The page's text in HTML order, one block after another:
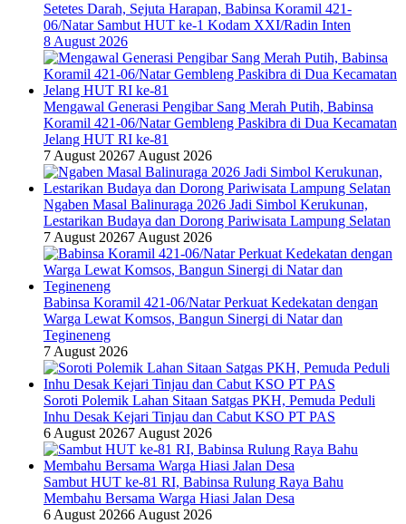
Setetes Darah, Sejuta Harapan, Babinsa Koramil 421-
06/Natar Sambut HUT ke-1 Kodam XXI/Radin Inten
8 August 2026
Mengawal Generasi Pengibar Sang Merah Putih, Babinsa
Koramil 421-06/Natar Gembleng Paskibra di Dua Kecamatan
Jelang HUT RI ke-81
7 August 20267 August 2026
Ngaben Masal Balinuraga 2026 Jadi Simbol Kerukunan,
Lestarikan Budaya dan Dorong Pariwisata Lampung Selatan
7 August 20267 August 2026
Babinsa Koramil 421-06/Natar Perkuat Kedekatan dengan
Warga Lewat Komsos, Bangun Sinergi di Natar dan
Tegineneng
7 August 2026
Soroti Polemik Lahan Sitaan Satgas PKH, Pemuda Peduli
Inhu Desak Kejari Tinjau dan Cabut KSO PT PAS
6 August 20267 August 2026
Sambut HUT ke-81 RI, Babinsa Rulung Raya Bahu
Membahu Bersama Warga Hiasi Jalan Desa
6 August 20266 August 2026